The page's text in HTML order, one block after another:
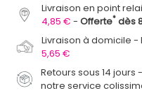
Livraison en point
4,85 €
Offerte* dès
Livraison à domicile
5,65 €
Retours sous 14
notre service